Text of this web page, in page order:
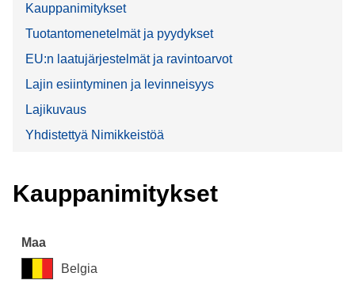
Kauppanimitykset
Tuotantomenetelmät ja pyydykset
EU:n laatujärjestelmät ja ravintoarvot
Lajin esiintyminen ja levinneisyys
Lajikuvaus
Yhdistettyä Nimikkeistöä
Kauppanimitykset
Belgia